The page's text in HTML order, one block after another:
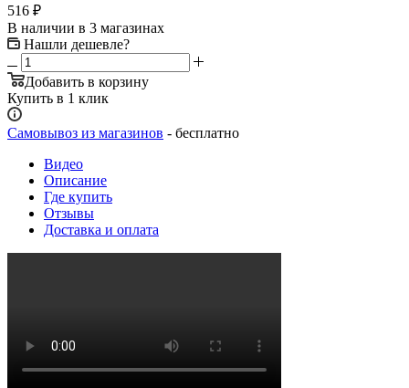
516 ₽
В наличии в 3 магазинах
Нашли дешевле?
Добавить в корзину
Купить в 1 клик
Самовывоз из магазинов - бесплатно
Видео
Описание
Где купить
Отзывы
Доставка и оплата